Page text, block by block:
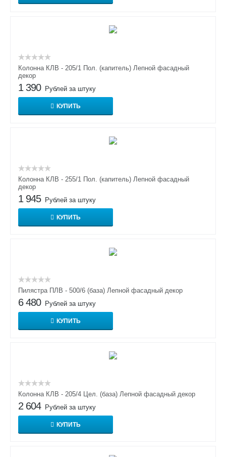
Колонна КЛВ - 205/1 Пол. (капитель) Лепной фасадный
декор
1 390 Рублей за штуку
КУПИТЬ
Колонна КЛВ - 255/1 Пол. (капитель) Лепной фасадный
декор
1 945 Рублей за штуку
КУПИТЬ
Пилястра ПЛВ - 500/6 (база) Лепной фасадный декор
6 480 Рублей за штуку
КУПИТЬ
Колонна КЛВ - 205/4 Цел. (база) Лепной фасадный декор
2 604 Рублей за штуку
КУПИТЬ